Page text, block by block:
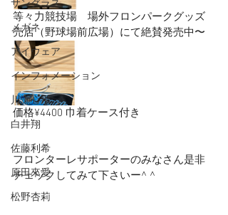
サングラス
メガネ
アイウェア
インフォメーション
川瀬心那
白井翔
佐藤利希
原田來愛
松野杏莉
等々力競技場　場外フロンパークグッズ
売店（野球場前広場）にて絶賛発売中〜
価格¥4400 巾着ケース付き
フロンターレサポーターのみなさん是非
チェックしてみて下さいー^ ^